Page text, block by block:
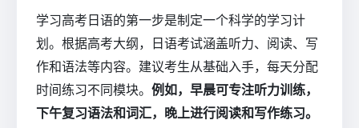
学习高考日语的第一步是制定一个科学的学习计
划。根据高考大纲，日语考试涵盖听力、阅读、写
作和语法等内容。建议考生从基础入手，每天分配
时间练习不同模块。 例如，早晨可专注听力训练，
下午复习语法和词汇，晚上进行阅读和写作练习。